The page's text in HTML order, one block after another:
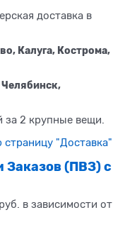
доставка в
Калуга, Кострома,
Челябинск,
за 2 крупные вещи.
"Доставка"
Заказов (ПВЗ) с
в зависимости от